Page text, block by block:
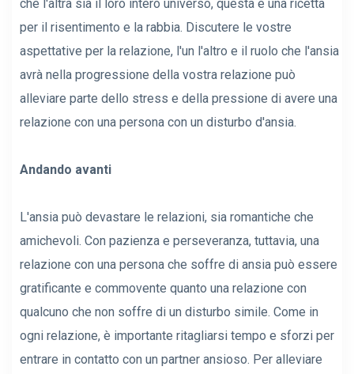
che l'altra sia il loro intero universo, questa è una ricetta
per il risentimento e la rabbia. Discutere le vostre
aspettative per la relazione, l'un l'altro e il ruolo che l'ansia
avrà nella progressione della vostra relazione può
alleviare parte dello stress e della pressione di avere una
relazione con una persona con un disturbo d'ansia.
Andando avanti
L'ansia può devastare le relazioni, sia romantiche che
amichevoli. Con pazienza e perseveranza, tuttavia, una
relazione con una persona che soffre di ansia può essere
gratificante e commovente quanto una relazione con
qualcuno che non soffre di un disturbo simile. Come in
ogni relazione, è importante ritagliarsi tempo e sforzi per
entrare in contatto con un partner ansioso. Per alleviare